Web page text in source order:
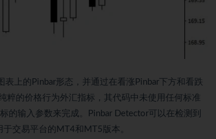
表上的Pinbar形态，并通过在看涨Pinbar下方和看跌
粹的价格行为外汇指标，其代码中未使用任何标准
的输入参数来完成。Pinbar Detector可以在检测到
交易平台的MT4和MT5版本。